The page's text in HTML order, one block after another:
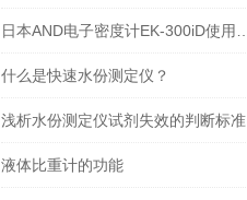
什么是快速水份测定仪？
浅析水份测定仪试剂失效的判断标准
液体比重计的功能